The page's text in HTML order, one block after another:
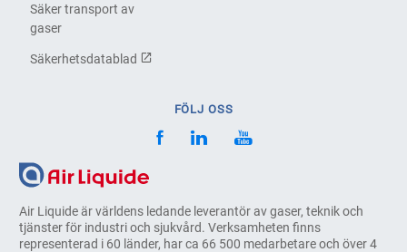
Air Liquide är världens ledande leverantör av gaser, teknik och
tjänster för industri och sjukvård. Verksamheten finns
representerad i 60 länder, har ca 66 500 medarbetare och över 4
Säker transport av
gaser
Säkerhetsdatablad
FÖLJ OSS